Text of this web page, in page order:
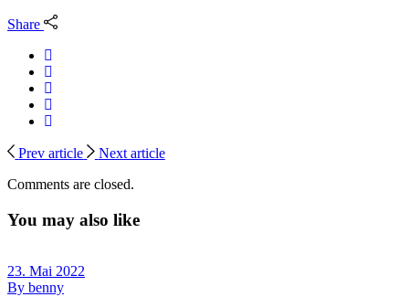
Share
Prev article
Next article
Comments are closed.
You may also like
23. Mai 2022
By benny